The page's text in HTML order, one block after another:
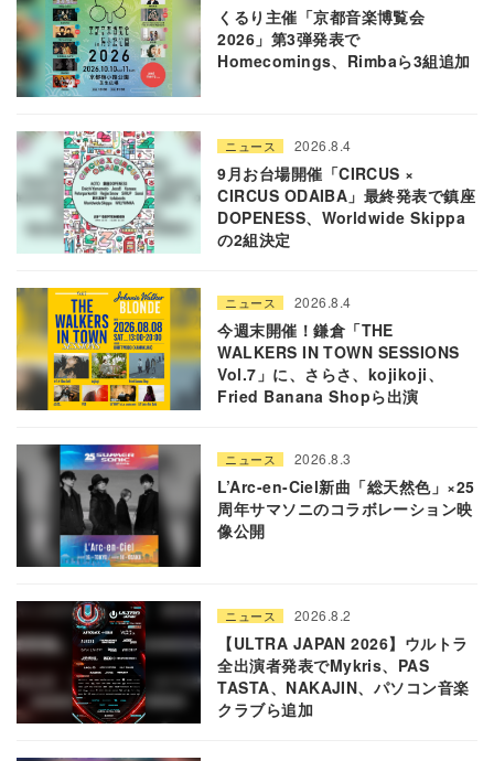
くるり主催「京都音楽博覧会
2026」第3弾発表で
Homecomings、Rimbaら3組追加
ニュース 2026.8.4
9月お台場開催「CIRCUS ×
CIRCUS ODAIBA」最終発表で鎮座
DOPENESS、Worldwide Skippa
の2組決定
ニュース 2026.8.4
今週末開催！鎌倉「THE
WALKERS IN TOWN SESSIONS
Vol.7」に、さらさ、kojikoji、
Fried Banana Shopら出演
ニュース 2026.8.3
L’Arc-en-Ciel新曲「総天然色」×25
周年サマソニのコラボレーション映
像公開
ニュース 2026.8.2
【ULTRA JAPAN 2026】ウルトラ
全出演者発表でMykris、PAS
TASTA、NAKAJIN、パソコン音楽
クラブら追加